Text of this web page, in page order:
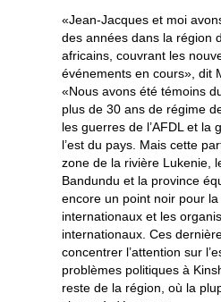
«Jean-Jacques et moi
des années dans la région
africains, couvrant les
événements en cours», dit
«Nous avons été témoins
plus de 30 ans de régime
les guerres de l’AFDL et la
l’est du pays. Mais cette
zone de la rivière Lukenie,
Bandundu et la province
encore un point noir pour
internationaux et les
internationaux. Ces
concentrer l’attention sur
problèmes politiques à
reste de la région, où la